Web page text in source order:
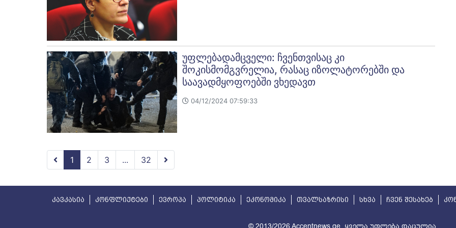
უფლებადამცველი: ჩვენთვისაც კი
შოკისმომგვრელია, რასაც იზოლატორებში და
საავადმყოფოებში ვხედავთ
04/12/2024 07:59:33
1 2 3 ... 32
კავკასია კონფლიქტები ევროპა პოლიტიკა ეკონომიკა თვალსაზრისი სხვა ჩვენ შესახებ